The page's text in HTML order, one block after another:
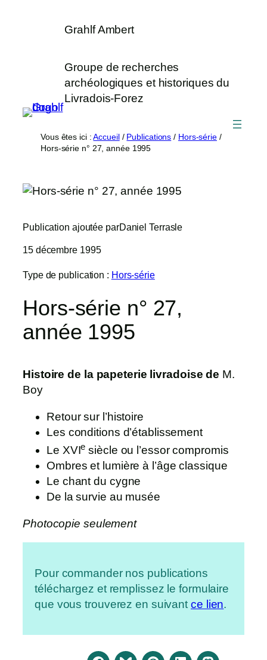
Grahlf Ambert
Groupe de recherches
archéologiques et historiques du
Livradois-Forez
Vous êtes ici :Accueil/ Publications / Hors-série/
Hors-série n° 27, année 1995
Publication ajoutée parDaniel Terrasle
15 décembre 1995
Type de publication : Hors-série
Hors-série n° 27,
année 1995
Histoire de la papeterie livradoise de M.
Boy
Retour sur l’histoire
Les conditions d’établissement
Le XVIe siècle ou l’essor compromis
Ombres et lumière à l’âge classique
Le chant du cygne
De la survie au musée
Photocopie seulement
Pour commander nos publications
téléchargez et remplissez le formulaire
que vous trouverez en suivant ce lien.